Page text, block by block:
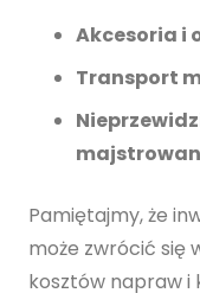
Akcesoria i
Transport
Pamiętajmy, że
może zwrócić się
kosztów napraw i